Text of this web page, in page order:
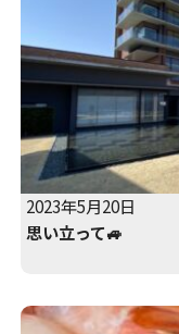
2023年5月20日
思い立って🚙